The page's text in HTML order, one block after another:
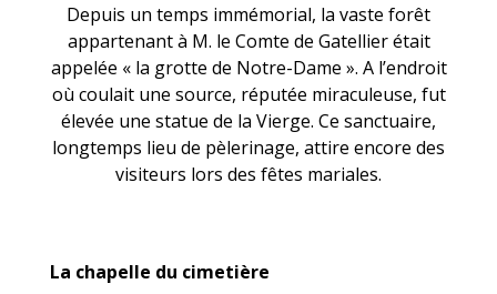
Depuis un temps immémorial, la vaste forêt
appartenant à M. le Comte de Gatellier était
appelée « la grotte de Notre-Dame ». A l’endroit
où coulait une source, réputée miraculeuse, fut
élevée une statue de la Vierge. Ce sanctuaire,
longtemps lieu de pèlerinage, attire encore des
visiteurs lors des fêtes mariales.
La chapelle du cimetière